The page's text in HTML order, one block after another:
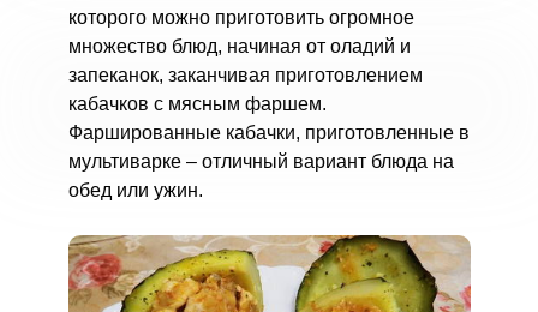
которого можно приготовить огромное
множество блюд, начиная от оладий и
запеканок, заканчивая приготовлением
кабачков с мясным фаршем.
Фаршированные кабачки, приготовленные в
мультиварке – отличный вариант блюда на
обед или ужин.